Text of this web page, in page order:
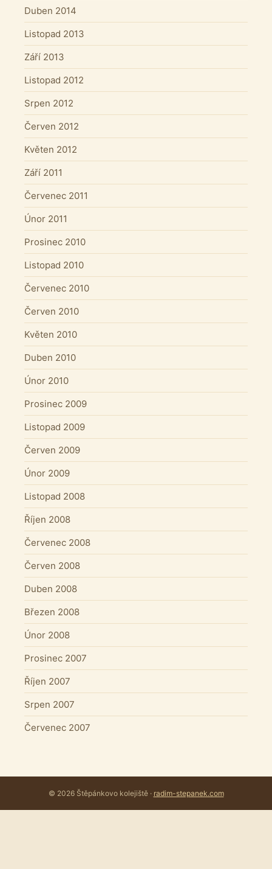
Duben 2014
Listopad 2013
Září 2013
Listopad 2012
Srpen 2012
Červen 2012
Květen 2012
Září 2011
Červenec 2011
Únor 2011
Prosinec 2010
Listopad 2010
Červenec 2010
Červen 2010
Květen 2010
Duben 2010
Únor 2010
Prosinec 2009
Listopad 2009
Červen 2009
Únor 2009
Listopad 2008
Říjen 2008
Červenec 2008
Červen 2008
Duben 2008
Březen 2008
Únor 2008
Prosinec 2007
Říjen 2007
Srpen 2007
Červenec 2007
© 2026 Štěpánkovo kolejiště · radim-stepanek.com